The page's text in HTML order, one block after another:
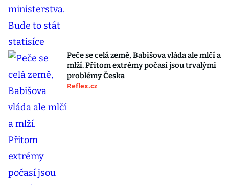
Peče se celá země, Babišova vláda ale mlčí a
mlží. Přitom extrémy počasí jsou trvalými
problémy Česka
Reflex.cz